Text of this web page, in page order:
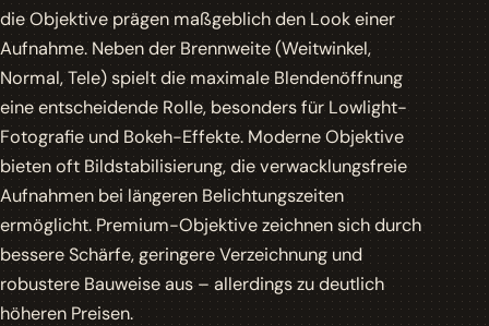
die Objektive prägen maßgeblich den Look einer
Aufnahme. Neben der Brennweite (Weitwinkel,
Normal, Tele) spielt die maximale Blendenöffnung
eine entscheidende Rolle, besonders für Lowlight-
Fotografie und Bokeh-Effekte. Moderne Objektive
bieten oft Bildstabilisierung, die verwacklungsfreie
Aufnahmen bei längeren Belichtungszeiten
ermöglicht. Premium-Objektive zeichnen sich durch
bessere Schärfe, geringere Verzeichnung und
robustere Bauweise aus – allerdings zu deutlich
höheren Preisen.